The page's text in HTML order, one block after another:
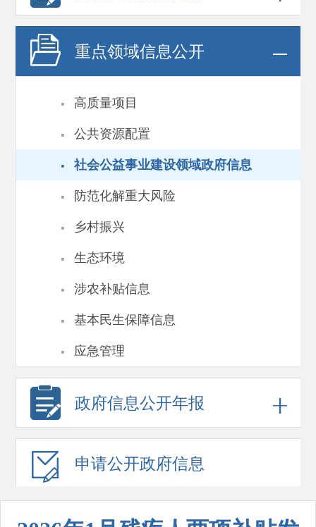
重点领域信息公开
· 高质量项目
· 公共资源配置
· 社会公益事业建设领域政府信息
· 防范化解重大风险
· 乡村振兴
· 生态环境
· 涉农补贴信息
· 基本民生保障信息
· 应急管理
政府信息公开年报
申请公开政府信息